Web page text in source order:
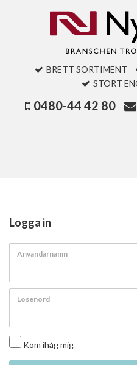
BRETT SORTIMENT
STORT
0480-44 42 80
Logga in
Användarnamn
Lösenord
Kom ihåg mig